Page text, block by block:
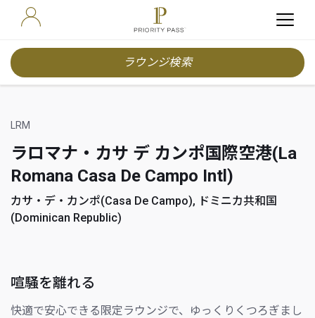
ラウンジ検索
LRM
ラロマナ・カサ デ カンポ国際空港(La
Romana Casa De Campo Intl)
カサ・デ・カンポ(Casa De Campo), ドミニカ共和国
(Dominican Republic)
喧騒を離れる
快適で安心できる限定ラウンジで、ゆっくりくつろぎまし